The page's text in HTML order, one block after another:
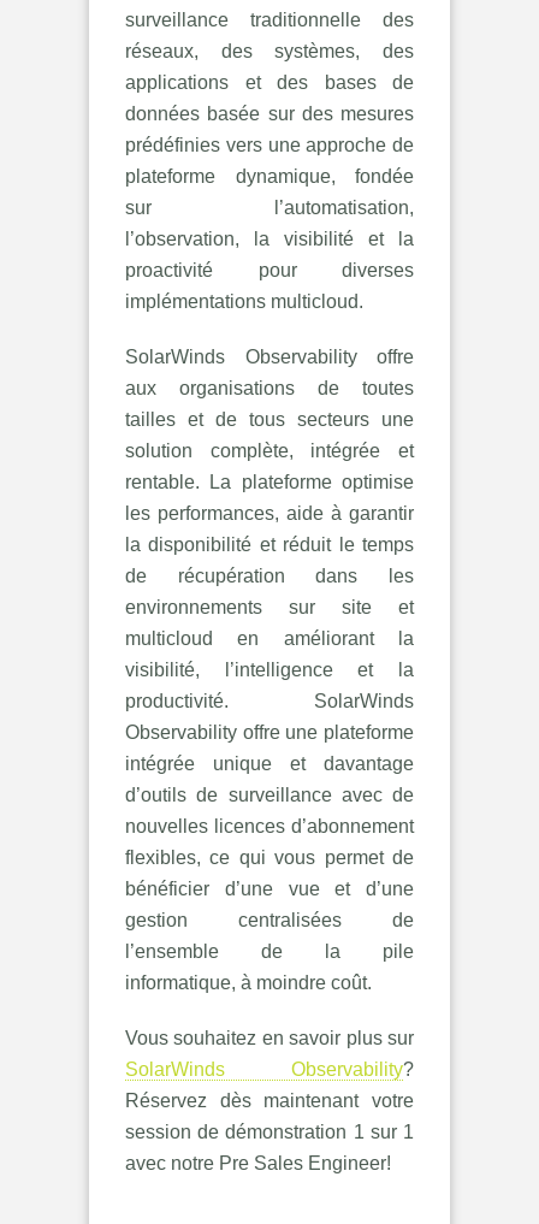
surveillance traditionnelle des
réseaux, des systèmes, des
applications et des bases de
données basée sur des mesures
prédéfinies vers une approche de
plateforme dynamique, fondée
sur l’automatisation,
l’observation, la visibilité et la
proactivité pour diverses
implémentations multicloud.
SolarWinds Observability offre
aux organisations de toutes
tailles et de tous secteurs une
solution complète, intégrée et
rentable. La plateforme optimise
les performances, aide à garantir
la disponibilité et réduit le temps
de récupération dans les
environnements sur site et
multicloud en améliorant la
visibilité, l’intelligence et la
productivité. SolarWinds
Observability offre une plateforme
intégrée unique et davantage
d’outils de surveillance avec de
nouvelles licences d’abonnement
flexibles, ce qui vous permet de
bénéficier d’une vue et d’une
gestion centralisées de
l’ensemble de la pile
informatique, à moindre coût.
Vous souhaitez en savoir plus sur
SolarWinds Observability?
Réservez dès maintenant votre
session de démonstration 1 sur 1
avec notre Pre Sales Engineer!